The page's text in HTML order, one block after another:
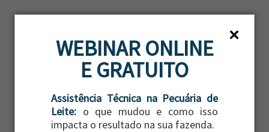
WEBINAR ONLINE
E GRATUITO
Assistência Técnica na Pecuária de
Leite: o que mudou e como isso
impacta o resultado na sua fazenda.